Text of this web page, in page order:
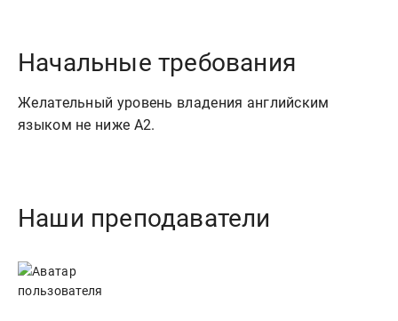
Начальные требования
Желательный уровень владения английским
языком не ниже А2.
Наши преподаватели